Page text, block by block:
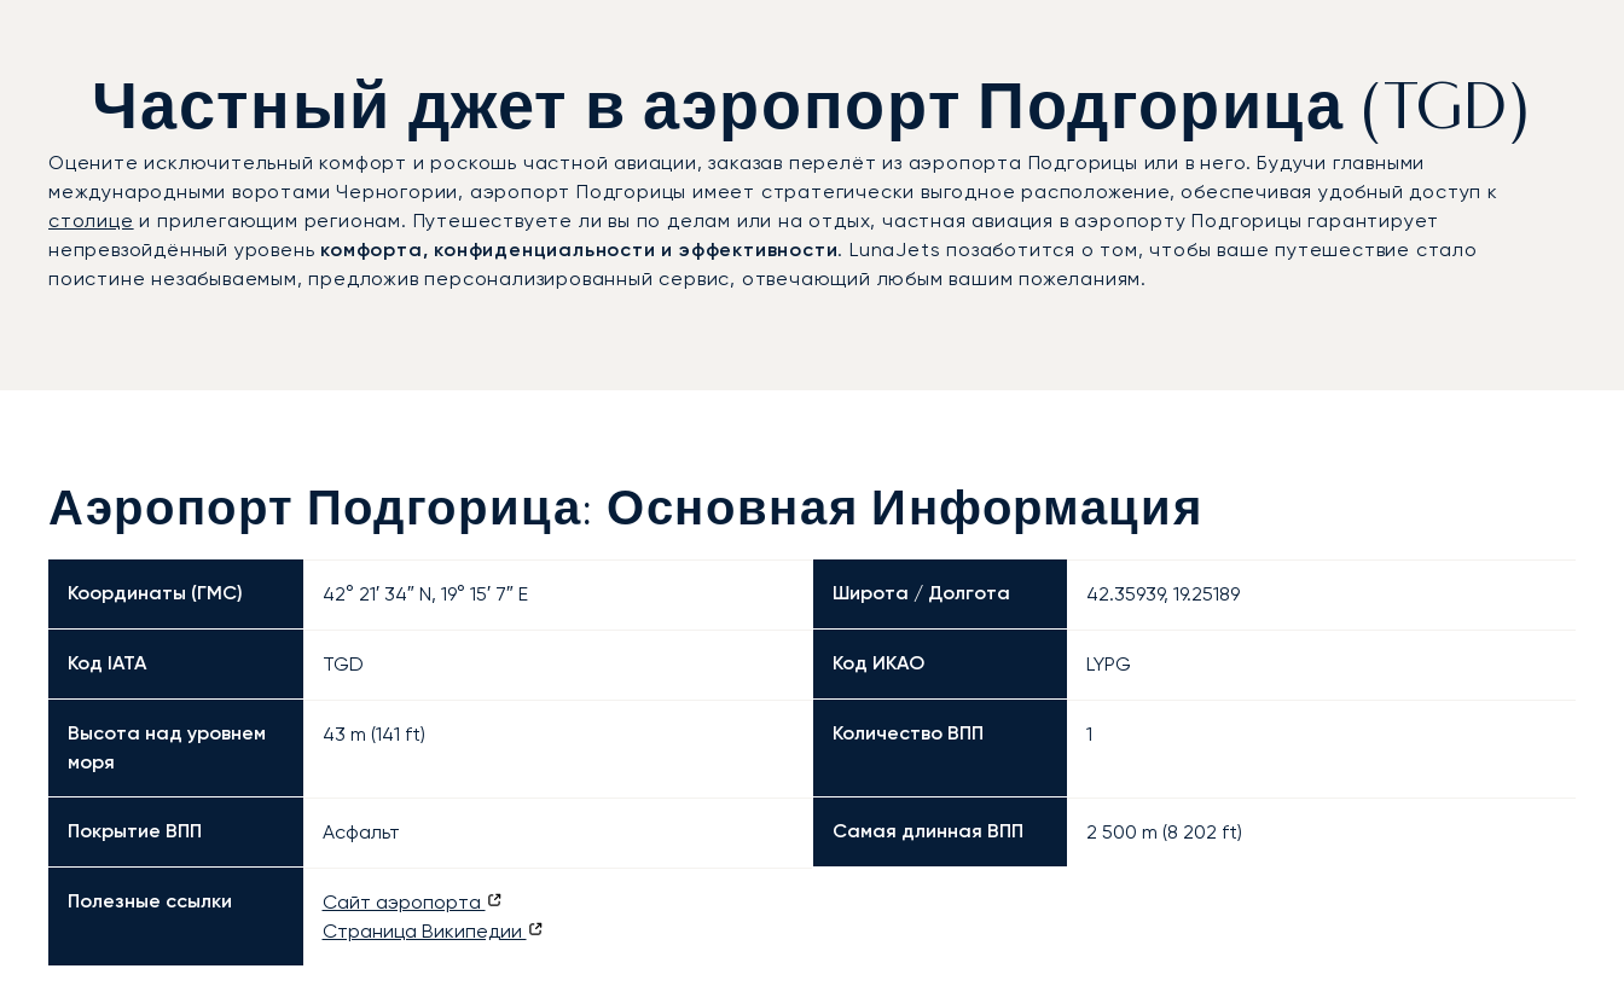
Частный джет в аэропорт Подгорица (TGD)
Оцените исключительный комфорт и роскошь частной авиации, заказав перелёт из аэропорта Подгорицы или в него. Будучи главными
международными воротами Черногории, аэропорт Подгорицы имеет стратегически выгодное расположение, обеспечивая удобный доступ к
столице и прилегающим регионам. Путешествуете ли вы по делам или на отдых, частная авиация в аэропорту Подгорицы гарантирует
непревзойдённый уровень комфорта, конфиденциальности и эффективности. LunaJets позаботится о том, чтобы ваше путешествие стало
поистине незабываемым, предложив персонализированный сервис, отвечающий любым вашим пожеланиям.
Аэропорт Подгорица: Основная Информация
Координаты (ГМС) 42° 21′ 34″ N, 19° 15′ 7″ E Широта / Долгота 42.35939, 19.25189
Код IATA TGD Код ИКАО LYPG
Высота над уровнем
моря
43 m (141 ft) Количество ВПП 1
Покрытие ВПП Асфальт Самая длинная ВПП 2 500 m (8 202 ft)
Полезные ссылки
Сайт аэропорта
Страница Википедии